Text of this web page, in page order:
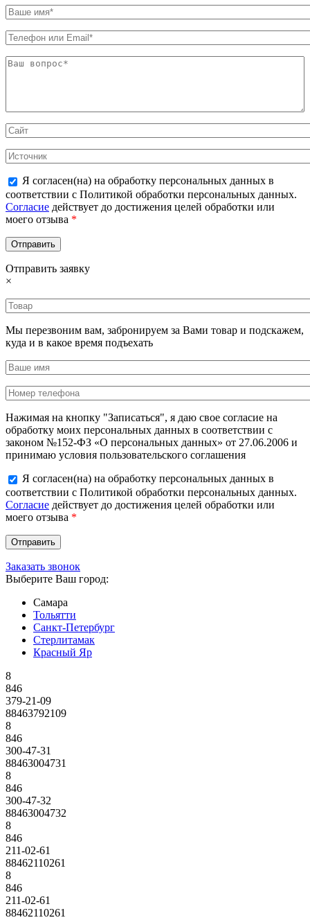
Я согласен(на) на обработку персональных данных в
соответствии с Политикой обработки персональных данных.
Согласие действует до достижения целей обработки или
моего отзыва *
Отправить заявку
×
Мы перезвоним вам, забронируем за Вами товар и подскажем,
куда и в какое время подъехать
Нажимая на кнопку "Записаться", я даю свое согласие на
обработку моих персональных данных в соответствии с
законом №152-ФЗ «О персональных данных» от 27.06.2006 и
принимаю условия пользовательского соглашения
Я согласен(на) на обработку персональных данных в
соответствии с Политикой обработки персональных данных.
Согласие действует до достижения целей обработки или
моего отзыва *
Заказать звонок
Выберите Ваш город:
Самара
Тольятти
Санкт-Петербург
Стерлитамак
Красный Яр
8
846
379-21-09
88463792109
8
846
300-47-31
88463004731
8
846
300-47-32
88463004732
8
846
211-02-61
88462110261
8
846
211-02-61
88462110261